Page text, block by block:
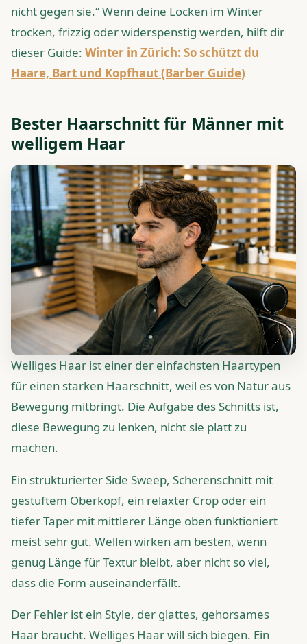
nicht gegen sie.“ Wenn deine Locken im Winter
trocken, frizzig oder widerspenstig werden, hilft dir
dieser Guide: Winter in Zürich: So schützt du
Haare, Bart und Kopfhaut (Barber Guide)
Bester Haarschnitt für Männer mit
welligem Haar
Welliges Haar ist einer der einfachsten Haartypen
für einen starken Haarschnitt, weil es von Natur aus
Bewegung mitbringt. Die Aufgabe des Schnitts ist,
diese Bewegung zu lenken, nicht sie platt zu
machen.
Ein strukturierter Side Sweep, Scherenschnitt mit
gestuftem Oberkopf, ein relaxter Crop oder ein
tiefer Taper mit mittlerer Länge oben funktioniert
meist sehr gut. Wellen wirken am besten, wenn
genug Länge für Textur bleibt, aber nicht so viel,
dass die Form auseinanderfällt.
Der Fehler ist ein Style, der glattes, gehorsames
Haar braucht. Welliges Haar will sich biegen. Ein